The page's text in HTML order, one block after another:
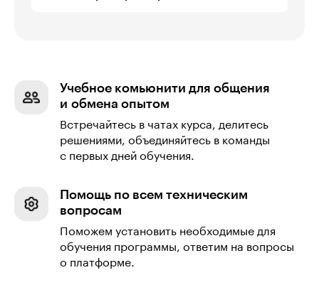
Учебное комьюнити для общения
и обмена опытом
Встречайтесь в чатах курса, делитесь
решениями, объединяйтесь в команды
с первых дней обучения.
Помощь по всем техническим
вопросам
Поможем установить необходимые для
обучения программы, ответим на вопросы
о платформе.